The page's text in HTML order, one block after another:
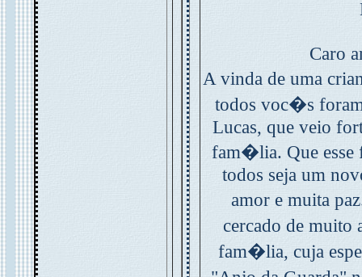
Caro
A vinda de uma
todos voc�s
Lucas, que veio
fam�lia. Que esse
todos seja um
amor e muita
cercado de
fam�lia, cuja